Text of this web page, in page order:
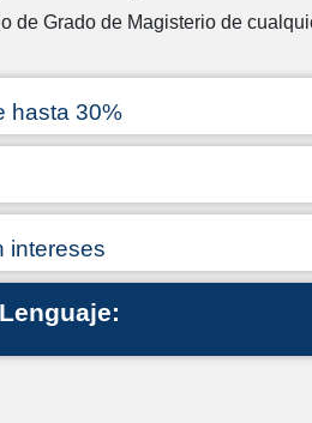
de Grado de Magisterio de
hasta 30%
intereses